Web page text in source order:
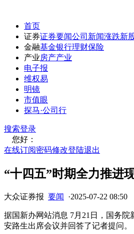
首页
证券证券要闻公司新闻涨跌新
金融基金银行理财保险
产业房产产业
电子报
维权易
明镜
市值眼
探马·公司行
搜索登录
您好：
在线订阅密码修改登陆退出
“十四五”时期全力推进
大众证券报 要闻 ·2025-07-22 08:50
据国新办网站消息 7月21日，国务
安路生出席会议并回答了记者提问。